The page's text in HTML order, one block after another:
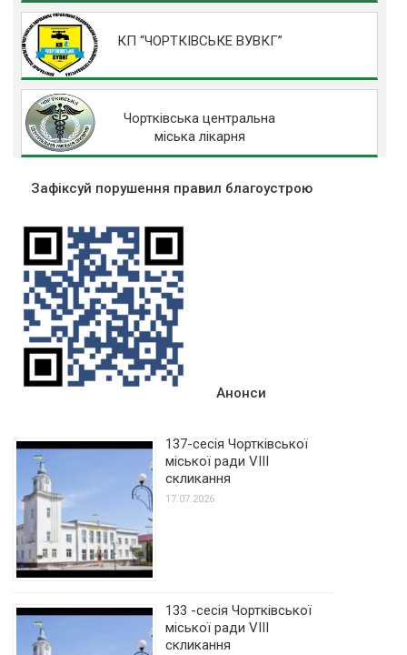
КП “ЧОРТКІВСЬКЕ ВУВКГ”
Чортківська центральна
міська лікарня
Зафіксуй порушення правил благоустрою
Анонси
137-сесія Чортківської
міської ради VIII
скликання
17.07.2026
133 -сесія Чортківської
міської ради VIII
скликання